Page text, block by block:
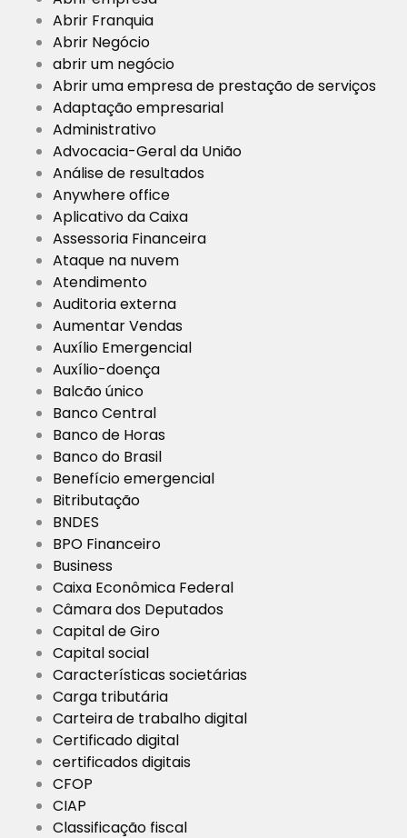
Abrir Franquia
Abrir Negócio
abrir um negócio
Abrir uma empresa de prestação de serviços
Adaptação empresarial
Administrativo
Advocacia-Geral da União
Análise de resultados
Anywhere office
Aplicativo da Caixa
Assessoria Financeira
Ataque na nuvem
Atendimento
Auditoria externa
Aumentar Vendas
Auxílio Emergencial
Auxílio-doença
Balcão único
Banco Central
Banco de Horas
Banco do Brasil
Benefício emergencial
Bitributação
BNDES
BPO Financeiro
Business
Caixa Econômica Federal
Câmara dos Deputados
Capital de Giro
Capital social
Características societárias
Carga tributária
Carteira de trabalho digital
Certificado digital
certificados digitais
CFOP
CIAP
Classificação fiscal